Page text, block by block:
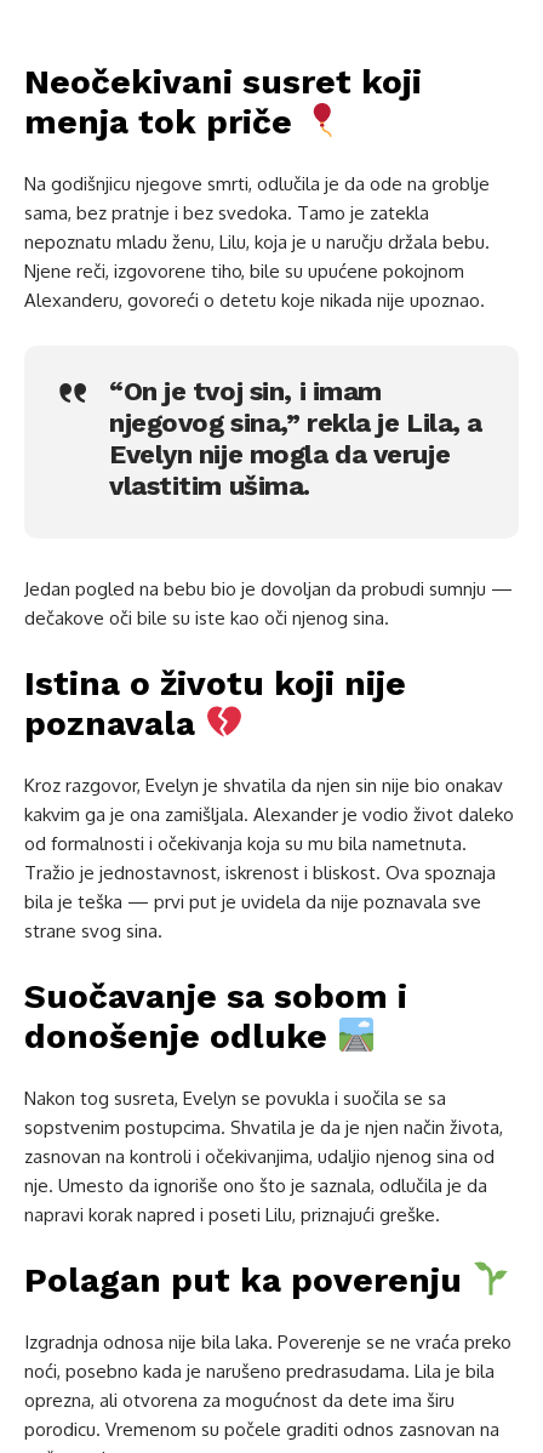
Neočekivani susret koji
menja tok priče
Na godišnjicu njegove smrti, odlučila je da ode na groblje
sama, bez pratnje i bez svedoka. Tamo je zatekla
nepoznatu mladu ženu, Lilu, koja je u naručju držala bebu.
Njene reči, izgovorene tiho, bile su upućene pokojnom
Alexanderu, govoreći o detetu koje nikada nije upoznao.
“On je tvoj sin, i imam
njegovog sina,” rekla je Lila, a
Evelyn nije mogla da veruje
vlastitim ušima.
Jedan pogled na bebu bio je dovoljan da probudi sumnju —
dečakove oči bile su iste kao oči njenog sina.
Istina o životu koji nije
poznavala
Kroz razgovor, Evelyn je shvatila da njen sin nije bio onakav
kakvim ga je ona zamišljala. Alexander je vodio život daleko
od formalnosti i očekivanja koja su mu bila nametnuta.
Tražio je jednostavnost, iskrenost i bliskost. Ova spoznaja
bila je teška — prvi put je uvidela da nije poznavala sve
strane svog sina.
Suočavanje sa sobom i
donošenje odluke
Nakon tog susreta, Evelyn se povukla i suočila se sa
sopstvenim postupcima. Shvatila je da je njen način života,
zasnovan na kontroli i očekivanjima, udaljio njenog sina od
nje. Umesto da ignoriše ono što je saznala, odlučila je da
napravi korak napred i poseti Lilu, priznajući greške.
Polagan put ka poverenju
Izgradnja odnosa nije bila laka. Poverenje se ne vraća preko
noći, posebno kada je narušeno predrasudama. Lila je bila
oprezna, ali otvorena za mogućnost da dete ima širu
porodicu. Vremenom su počele graditi odnos zasnovan na